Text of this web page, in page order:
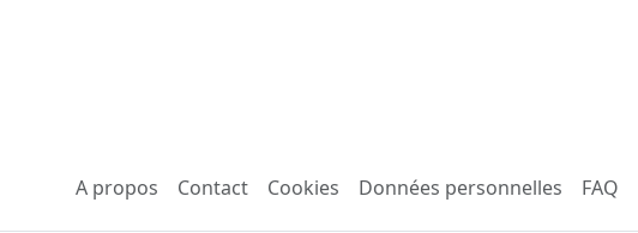
A propos Contact Cookies Données personnelles FAQ